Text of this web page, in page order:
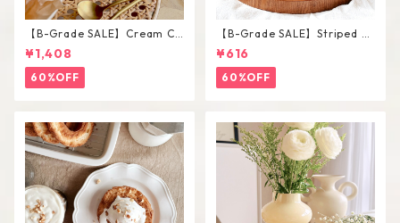
【B-Grade SALE】Cream Co
lor Round Shape Cup Saucer
Set
¥1,408
60%OFF
【B-Grade SALE】Striped Sh
ort Glass / M
¥616
60%OFF